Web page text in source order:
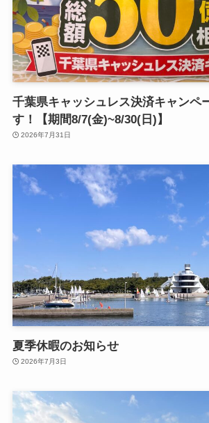
千葉県キャッシュレス決済キャンペ
す！【期間8/7(金)~8/30(日)】
2026年7月31日
夏季休暇のお知らせ
2026年7月3日